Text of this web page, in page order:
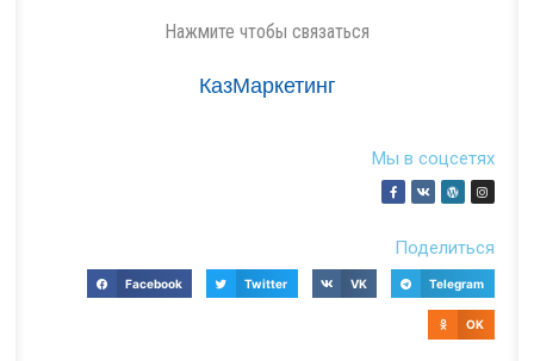
Нажмите чтобы связаться
КазМаркетинг
Мы в соцсетях
Поделиться
Facebook Twitter VK Telegram
OK